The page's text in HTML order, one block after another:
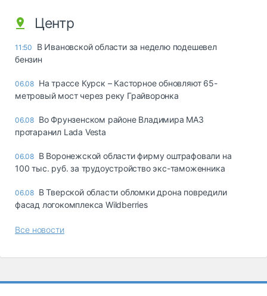
Центр
11:50
В Ивановской области за неделю подешевел
бензин
06.08 На трассе Курск – Касторное обновляют 65-
метровый мост через реку Грайворонка
06.08 Во Фрунзенском районе Владимира МАЗ
протаранил Lada Vesta
06.08 В Воронежской области фирму оштрафовали на
100 тыс. руб. за трудоустройство экс-таможенника
06.08 В Тверской области обломки дрона повредили
фасад логокомплекса Wildberries
Все новости